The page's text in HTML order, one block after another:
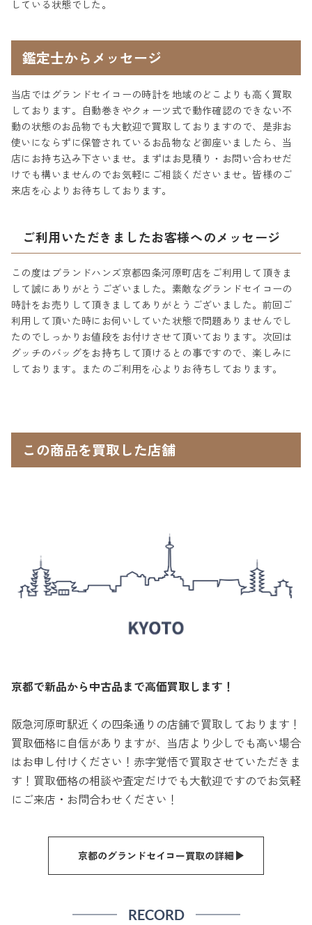
している状態でした。
鑑定士からメッセージ
当店ではグランドセイコーの時計を地域のどこよりも高く買取
しております。自動巻きやクォーツ式で動作確認のできない不
動の状態のお品物でも大歓迎で買取しておりますので、是非お
使いにならずに保管されているお品物など御座いましたら、当
店にお持ち込み下さいませ。まずはお見積り・お問い合わせだ
けでも構いませんのでお気軽にご相談くださいませ。皆様のご
来店を心よりお待ちしております。
ご利用いただきましたお客様へのメッセージ
この度はブランドハンズ京都四条河原町店をご利用して頂きま
して誠にありがとうございました。素敵なグランドセイコーの
時計をお売りして頂きましてありがとうございました。前回ご
利用して頂いた時にお伺いしていた状態で問題ありませんでし
たのでしっかりお値段をお付けさせて頂いております。次回は
グッチのバッグをお持ちして頂けるとの事ですので、楽しみに
しております。またのご利用を心よりお待ちしております。
この商品を買取した店舗
京都で新品から中古品まで高価買取します！
阪急河原町駅近くの四条通りの店舗で買取しております！
買取価格に自信がありますが、当店より少しでも高い場合
はお申し付けください！赤字覚悟で買取させていただきま
す！買取価格の相談や査定だけでも大歓迎ですのでお気軽
にご来店・お問合わせください！
京都のグランドセイコー買取の詳細
RECORD